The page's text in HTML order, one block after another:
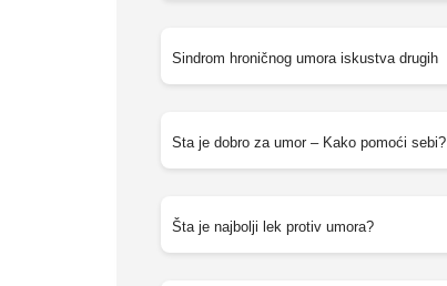
Sindrom hroničnog umora iskustva drugih
Sta je dobro za umor – Kako pomoći sebi?
Šta je najbolji lek protiv umora?